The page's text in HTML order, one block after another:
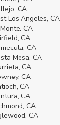
CA
Los Angeles, CA
CA
CA
CA
Mesa, CA
CA
CA
CA
CA
CA
CA